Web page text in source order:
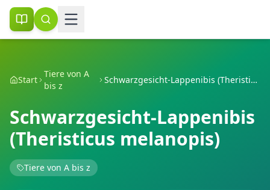
Start
Tiere von A
bis z
Schwarzgesicht-Lappenibis (Theristicus melanopis)
Schwarzgesicht-Lappenibis
(Theristicus melanopis)
Tiere von A bis z